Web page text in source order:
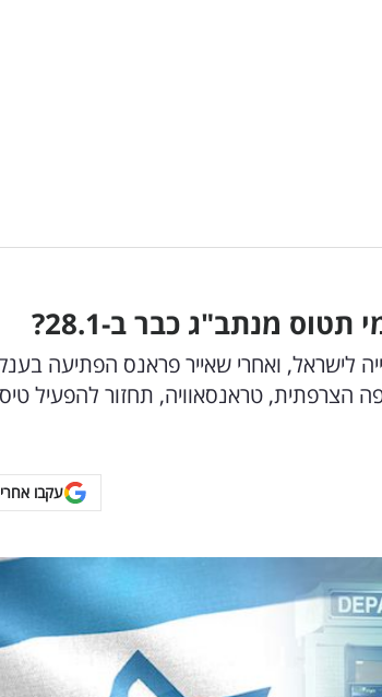
מנתב"ג כבר ב-28.1?
לישראל, ואחרי שאייר פראנס הפתיעה
טראנסאוויה, תחזור להפעיל
עקבו